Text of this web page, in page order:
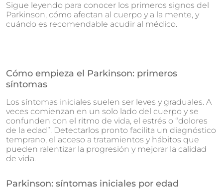
Sigue leyendo para conocer los primeros signos del
Parkinson, cómo afectan al cuerpo y a la mente, y
cuándo es recomendable acudir al médico.
Cómo empieza el Parkinson: primeros
síntomas
Los síntomas iniciales suelen ser leves y graduales. A
veces comienzan en un solo lado del cuerpo y se
confunden con el ritmo de vida, el estrés o “dolores
de la edad”. Detectarlos pronto facilita un diagnóstico
temprano, el acceso a tratamientos y hábitos que
pueden ralentizar la progresión y mejorar la calidad
de vida.
Parkinson: síntomas iniciales por edad